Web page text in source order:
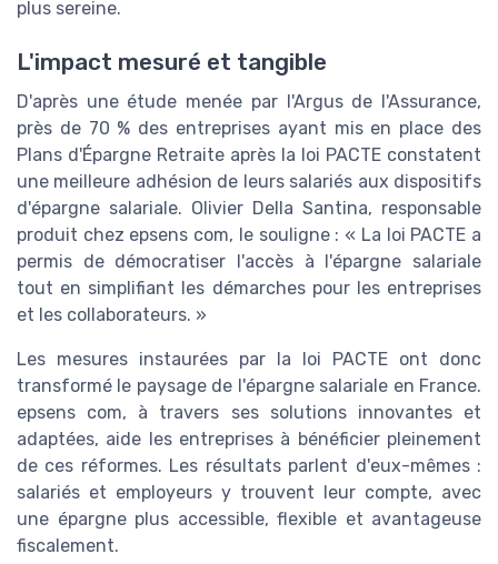
plus sereine.
L'impact mesuré et tangible
D'après une étude menée par l'Argus de l'Assurance,
près de 70 % des entreprises ayant mis en place des
Plans d'Épargne Retraite après la loi PACTE constatent
une meilleure adhésion de leurs salariés aux dispositifs
d'épargne salariale. Olivier Della Santina, responsable
produit chez epsens com, le souligne : « La loi PACTE a
permis de démocratiser l'accès à l'épargne salariale
tout en simplifiant les démarches pour les entreprises
et les collaborateurs. »
Les mesures instaurées par la loi PACTE ont donc
transformé le paysage de l'épargne salariale en France.
epsens com, à travers ses solutions innovantes et
adaptées, aide les entreprises à bénéficier pleinement
de ces réformes. Les résultats parlent d'eux-mêmes :
salariés et employeurs y trouvent leur compte, avec
une épargne plus accessible, flexible et avantageuse
fiscalement.